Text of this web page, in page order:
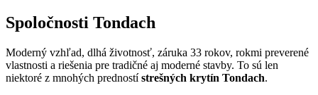
Spoločnosti Tondach
Moderný vzhľad, dlhá životnosť, záruka 33 rokov, rokmi preverené
vlastnosti a riešenia pre tradičné aj moderné stavby. To sú len
niektoré z mnohých prednostístrešných krytín Tondach.